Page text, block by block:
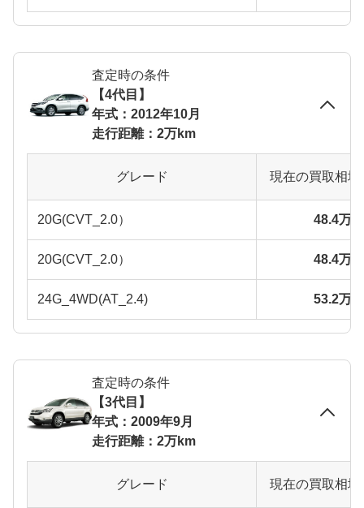
査定時の条件
【4代目】
年式：2012年10月
走行距離：2万km
グレード 現在の買取相
20G(CVT_2.0） 48.4万
20G(CVT_2.0） 48.4万
24G_4WD(AT_2.4) 53.2万
査定時の条件
【3代目】
年式：2009年9月
走行距離：2万km
グレード 現在の買取相